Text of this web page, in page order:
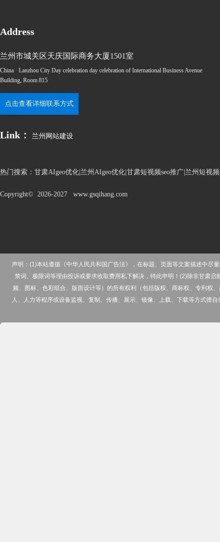
Address
兰州市城关区天庆国际商务大厦1501室
China · Lanzhou City Day celebration day celebration of International Business Avenue
Building, Room 815
点击查看详细联系方式
Link： 兰州网站建设
热门搜索： 甘肃AIgeo优化|兰州AIgeo优化|甘肃短视频seo推广|兰州短视
Copyright© 2026-2027 www.gsqihang.com
声明：(1)本站遵循《中华人民共和国广告法》，在标题、页面等文案描述中尽
禁词、极限词等理由投诉或要求收取费用私下解决，特此申明！(2)除非甘肃
频、图标、色彩组合、版面设计等）的所有权利（包括版权、商标权、专利权
人、人力等程序或设备监视、复制、传播、展示、镜像、上载、下载等方式擅